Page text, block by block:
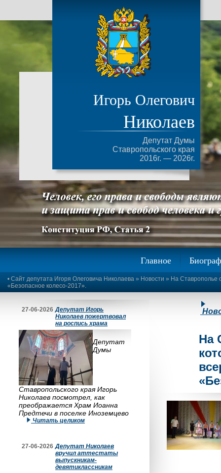
Игорь Олегович
Николаев
Депутат Думы
Ставропольского края
2016г. — 2026г.
Главное
• Сайт депутата Игоря Олеговича Николаева » Новости » На Ставрополье
«Безопасное колесо-2017».
27-06-2026 Депутат Игорь
Николаев пожертвовал
на роспись храма
Депутат
Думы
Ставропольского края Игорь
Николаев посмотрел, как
преображается Храм Иоанна
Предтечи в поселке Иноземцево
Читать целиком
27-06-2026 Депутат Николаев
вручил аттестаты
выпускникам-
девятиклассникам
На